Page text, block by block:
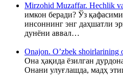
Mirzohid Muzaffar. Hechlik
имкон беради? Ўз
инсоннинг энг даҳшатли
дунёни аввал…
Onajon. O’zbek shoirlarining
Она ҳақида ёзилган
Онани улуғлашда, мадҳ